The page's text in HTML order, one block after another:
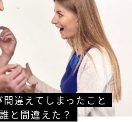
違えてしまったこと
と間違えた？